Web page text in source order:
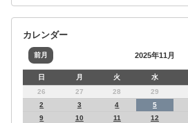
カレンダー
前月 2025年11月
日 月 火 水
26
27 28 29
2
3 4 5
9
10 11 12